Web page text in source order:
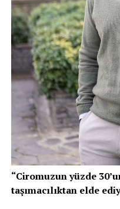
“Ciromuzun yüzde
taşımacılıktan elde